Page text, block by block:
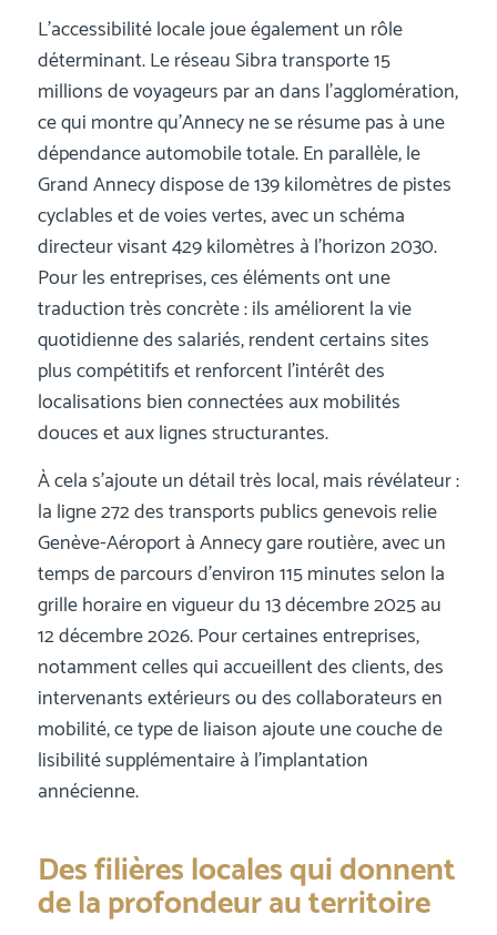
L’accessibilité locale joue également un rôle
déterminant. Le réseau Sibra transporte 15
millions de voyageurs par an dans l’agglomération,
ce qui montre qu’Annecy ne se résume pas à une
dépendance automobile totale. En parallèle, le
Grand Annecy dispose de 139 kilomètres de pistes
cyclables et de voies vertes, avec un schéma
directeur visant 429 kilomètres à l’horizon 2030.
Pour les entreprises, ces éléments ont une
traduction très concrète : ils améliorent la vie
quotidienne des salariés, rendent certains sites
plus compétitifs et renforcent l’intérêt des
localisations bien connectées aux mobilités
douces et aux lignes structurantes.
À cela s’ajoute un détail très local, mais révélateur :
la ligne 272 des transports publics genevois relie
Genève-Aéroport à Annecy gare routière, avec un
temps de parcours d’environ 115 minutes selon la
grille horaire en vigueur du 13 décembre 2025 au
12 décembre 2026. Pour certaines entreprises,
notamment celles qui accueillent des clients, des
intervenants extérieurs ou des collaborateurs en
mobilité, ce type de liaison ajoute une couche de
lisibilité supplémentaire à l’implantation
annécienne.
Des filières locales qui donnent
de la profondeur au territoire